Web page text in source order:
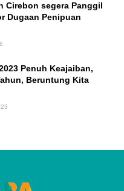
Cirebon segera Panggil
Dugaan Penipuan
Penuh Keajaiban,
Beruntung Kita